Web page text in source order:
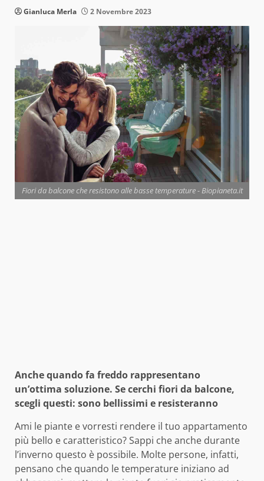
Gianluca Merla 2 Novembre 2023
Fiori da balcone che resistono alle basse temperature - Biopianeta.it
Anche quando fa freddo rappresentano
un’ottima soluzione. Se cerchi fiori da balcone,
scegli questi: sono bellissimi e resisteranno
Ami le piante e vorresti rendere il tuo appartamento
più bello e caratteristico? Sappi che anche durante
l’inverno questo è possibile. Molte persone, infatti,
pensano che quando le temperature iniziano ad